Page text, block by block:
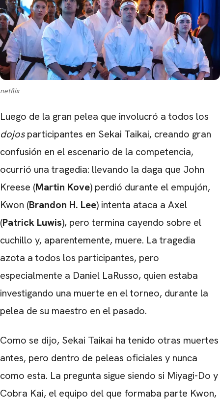
netflix
Luego de la gran pelea que involucró a todos los
dojosparticipantes en Sekai Taikai, creando gran
confusión en el escenario de la competencia,
ocurrió una tragedia: llevando la daga que John
Kreese (Martin Kove) perdió durante el empujón,
Kwon (Brandon H. Lee) intenta ataca a Axel
(Patrick Luwis), pero termina cayendo sobre el
cuchillo y, aparentemente, muere. La tragedia
azota a todos los participantes, pero
especialmente a Daniel LaRusso, quien estaba
investigando una muerte en el torneo, durante la
pelea de su maestro en el pasado.
Como se dijo, Sekai Taikai ha tenido otras muertes
antes, pero dentro de peleas oficiales y nunca
como esta. La pregunta sigue siendo si Miyagi-Do y
Cobra Kai, el equipo del que formaba parte Kwon,